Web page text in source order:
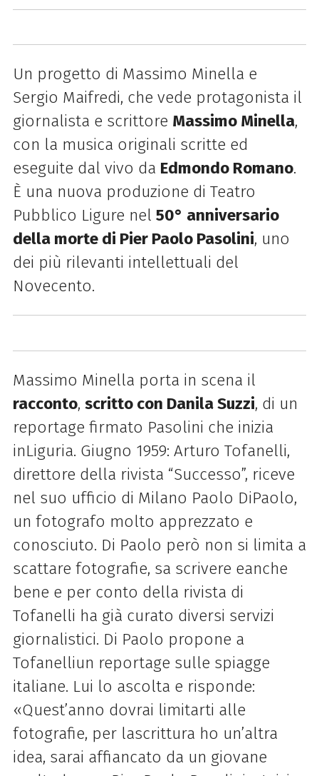
Un progetto di Massimo Minella e
Sergio Maifredi, che vede protagonista il
giornalista e scrittore Massimo Minella,
con la musica originali scritte ed
eseguite dal vivo da Edmondo Romano.
È una nuova produzione di Teatro
Pubblico Ligure nel 50° anniversario
della morte di Pier Paolo Pasolini, uno
dei più rilevanti intellettuali del
Novecento.
Massimo Minella porta in scena il
racconto, scritto con Danila Suzzi, di un
reportage firmato Pasolini che inizia
inLiguria. Giugno 1959: Arturo Tofanelli,
direttore della rivista “Successo”, riceve
nel suo ufficio di Milano Paolo DiPaolo,
un fotografo molto apprezzato e
conosciuto. Di Paolo però non si limita a
scattare fotografie, sa scrivere eanche
bene e per conto della rivista di
Tofanelli ha già curato diversi servizi
giornalistici. Di Paolo propone a
Tofanelliun reportage sulle spiagge
italiane. Lui lo ascolta e risponde:
«Quest’anno dovrai limitarti alle
fotografie, per lascrittura ho un’altra
idea, sarai affiancato da un giovane